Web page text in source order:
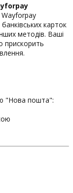
Wayforpay
карток
методів. Ваші
прискорить
"Нова пошта":